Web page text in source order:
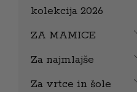
kolekcija 2026
ZA MAMICE
Za najmlajše
Za vrtce in šole